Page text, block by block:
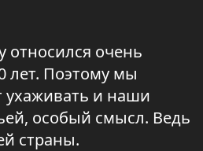
очень
лет. Поэтому мы
ухаживать и наши
особый смысл. Ведь
страны.